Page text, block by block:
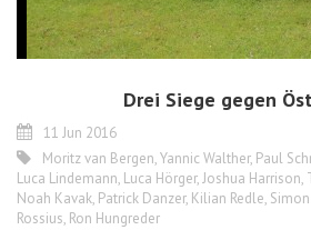
Drei Siege gegen
11 Jun 2016
Moritz van Bergen,Yannic Walther, Paul
Luca Lindemann, Luca Hörger,Joshua Harrison,
Noah Kavak, Patrick Danzer, Kilian Redle,
Rossius, Ron Hungreder